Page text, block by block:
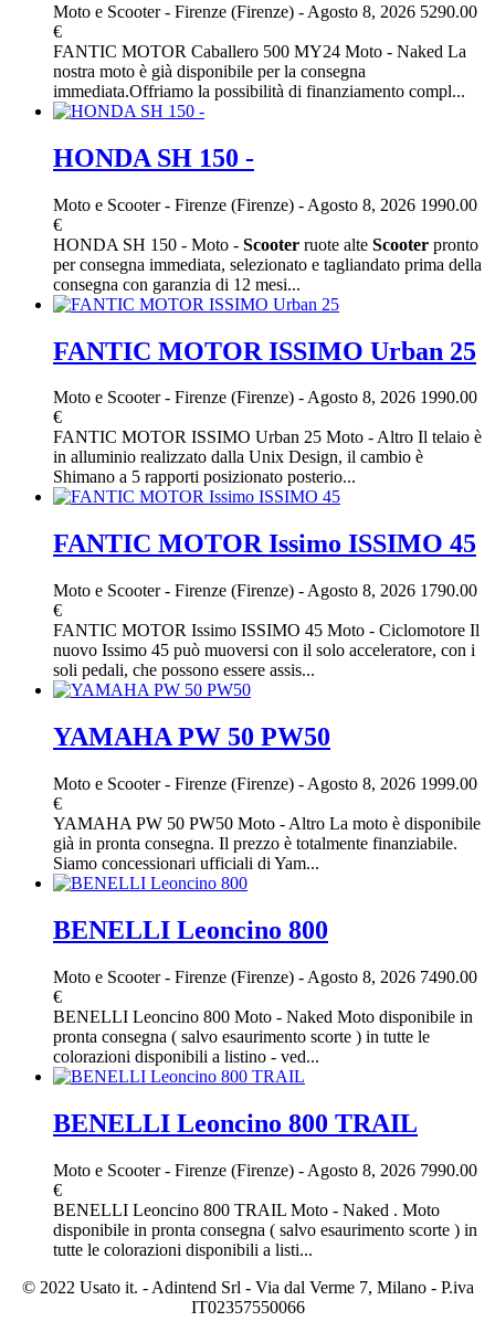
Moto e Scooter- Firenze (Firenze) - Agosto 8, 2026 5290.00
€
FANTIC MOTOR Caballero 500 MY24 Moto - Naked La
nostra moto è già disponibile per la consegna
immediata.Offriamo la possibilità di finanziamento compl...
HONDA SH 150 -
Moto e Scooter- Firenze (Firenze) - Agosto 8, 2026 1990.00
€
HONDA SH 150 - Moto - Scooter ruote alte Scooter pronto
per consegna immediata, selezionato e tagliandato prima della
consegna con garanzia di 12 mesi...
FANTIC MOTOR ISSIMO Urban 25
Moto e Scooter- Firenze (Firenze) -Agosto 8, 2026 1990.00
€
FANTIC MOTOR ISSIMO Urban 25 Moto - Altro Il telaio è
in alluminio realizzato dalla Unix Design, il cambio è
Shimano a 5 rapporti posizionato posterio...
FANTIC MOTOR Issimo ISSIMO 45
Moto e Scooter- Firenze (Firenze) - Agosto 8, 2026 1790.00
€
FANTIC MOTOR Issimo ISSIMO 45 Moto - Ciclomotore Il
nuovo Issimo 45 può muoversi con il solo acceleratore, con i
soli pedali, che possono essere assis...
YAMAHA PW 50 PW50
Moto e Scooter- Firenze (Firenze) - Agosto 8, 2026 1999.00
€
YAMAHA PW 50 PW50 Moto - Altro La moto è disponibile
già in pronta consegna. Il prezzo è totalmente finanziabile.
Siamo concessionari ufficiali di Yam...
BENELLI Leoncino 800
Moto e Scooter- Firenze (Firenze) - Agosto 8, 2026 7490.00
€
BENELLI Leoncino 800 Moto - Naked Moto disponibile in
pronta consegna ( salvo esaurimento scorte ) in tutte le
colorazioni disponibili a listino - ved...
BENELLI Leoncino 800 TRAIL
Moto e Scooter- Firenze (Firenze) - Agosto 8, 2026 7990.00
€
BENELLI Leoncino 800 TRAIL Moto - Naked . Moto
disponibile in pronta consegna ( salvo esaurimento scorte ) in
tutte le colorazioni disponibili a listi...
© 2022 Usato it. - Adintend Srl - Via dal Verme 7, Milano - P.iva
IT02357550066